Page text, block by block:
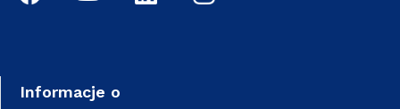
Informacje o